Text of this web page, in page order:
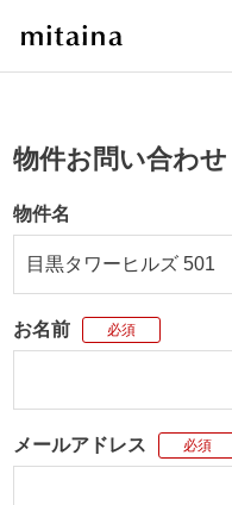
物件お問い合わせ
物件名
お名前 必須
メールアドレス 必須